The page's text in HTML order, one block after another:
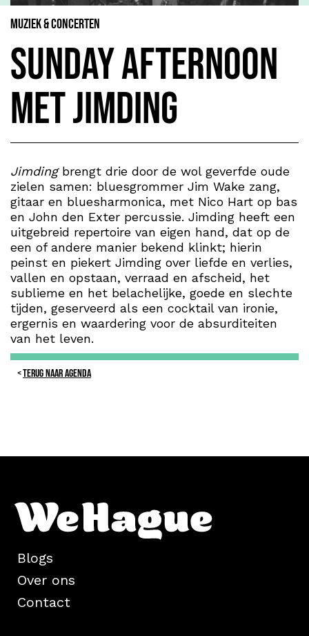
Muziek & Concerten
Sunday afternoon
met Jimding
Jimding brengt drie door de wol geverfde oude
zielen samen: bluesgrommer Jim Wake zang,
gitaar en bluesharmonica, met Nico Hart op bas
en John den Exter percussie. Jimding heeft een
uitgebreid repertoire van eigen hand, dat op de
een of andere manier bekend klinkt; hierin
peinst en piekert Jimding over liefde en verlies,
vallen en opstaan, verraad en afscheid, het
sublieme en het belachelijke, goede en slechte
tijden, geserveerd als een cocktail van ironie,
ergernis en waardering voor de absurditeiten
van het leven.
TERUG NAAR AGENDA
Blogs
Over ons
Contact